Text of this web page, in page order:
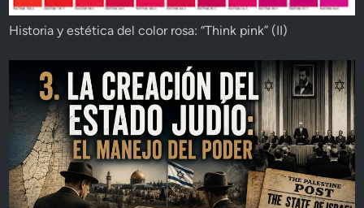
Historia y estética del color rosa: “Think pink” (II)